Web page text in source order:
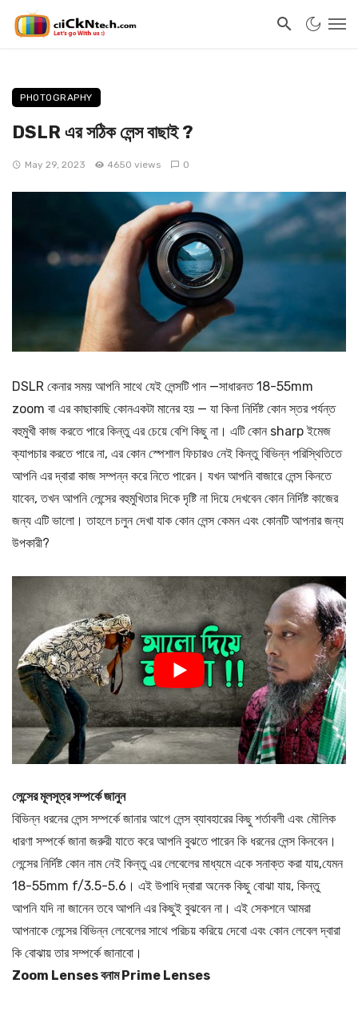
PHOTOGRAPHY
DSLR এর সঠিক লেন্স বাছাই ?
May 29, 2023 4650 views 0
DSLR কেনার সময় আপনি সাথে যেই লেন্সটি পান —সাধারনত 18-55mm
zoom বা এর কাছাকাছি কোনএকটা মানের হয় — যা কিনা নির্দিষ্ট কোন স্তর পর্যন্ত
বহুমুখী কাজ করতে পারে কিন্তু এর চেয়ে বেশি কিছু না। এটি কোন sharp ইমেজ
ক্যাপচার করতে পারে না, এর কোন স্পেশাল ফিচারও নেই কিন্তু বিভিন্ন পরিস্থিতিতে
আপনি এর দ্বারা কাজ সম্পন্ন করে নিতে পারেন। যখন আপনি বাজারে লেন্স কিনতে
যাবেন, তখন আপনি লেন্সের বহুমুখিতার দিকে দৃষ্টি না দিয়ে দেখবেন কোন নির্দিষ্ট কাজের
জন্য এটি ভালো। তাহলে চলুন দেখা যাক কোন লেন্স কেমন এবং কোনটি আপনার জন্য
উপকারী?
লেন্সেরমূলসূত্রসম্পর্কেজানুন
বিভিন্ন ধরনের লেন্স সম্পর্কে জানার আগে লেন্স ব্যাবহারের কিছু শর্তাবলী এবং মৌলিক
ধারণা সম্পর্কে জানা জরুরী যাতে করে আপনি বুঝতে পারেন কি ধরনের লেন্স কিনবেন।
লেন্সের নির্দিষ্ট কোন নাম নেই কিন্তু এর লেবেলের মাধ্যমে একে সনাক্ত করা যায়,যেমন
18-55mm f/3.5-5.6। এই উপাধি দ্বারা অনেক কিছু বোঝা যায়, কিন্তু
আপনি যদি না জানেন তবে আপনি এর কিছুই বুঝবেন না। এই সেকশনে আমরা
আপনাকে লেন্সের বিভিন্ন লেবেলের সাথে পরিচয় করিয়ে দেবো এবং কোন লেবেল দ্বারা
কি বোঝায় তার সম্পর্কে জানাবো।
Zoom Lensesবনাম Prime Lenses